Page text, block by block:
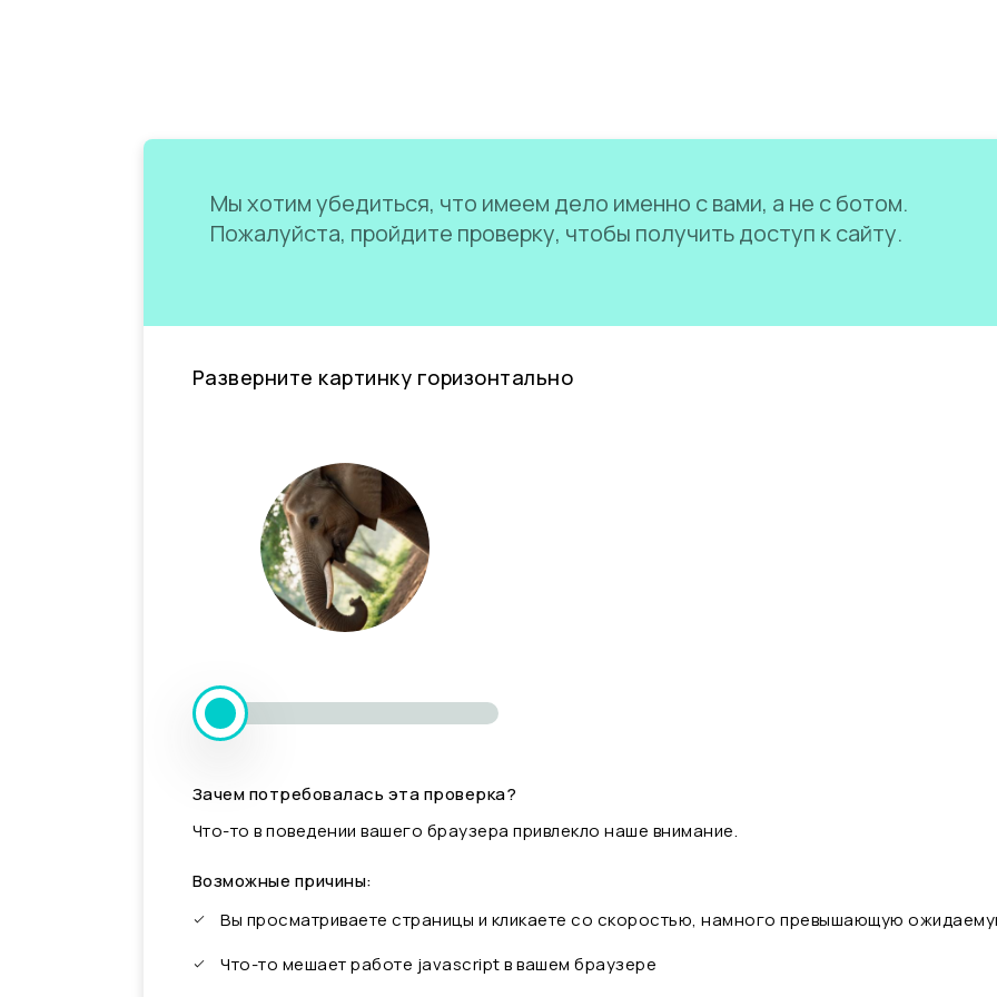
Мы хотим убедиться, что имеем дело именно с вами, а не с ботом.
Пожалуйста, пройдите проверку, чтобы получить доступ к сайту.
Разверните картинку горизонтально
Зачем потребовалась эта проверка?
Что-то в поведении вашего браузера привлекло наше внимание.
Возможные причины:
Вы просматриваете страницы и кликаете со скоростью, намного превышающую
Что-то мешает работе javascript в вашем браузере